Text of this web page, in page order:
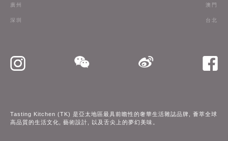
廣州
深圳
澳門
台北
Tasting Kitchen (TK) 是亞太地區最具前瞻性的奢華生活雜誌品牌, 薈萃全球
高品質的生活文化, 藝術設計, 以及舌尖上的夢幻美味。